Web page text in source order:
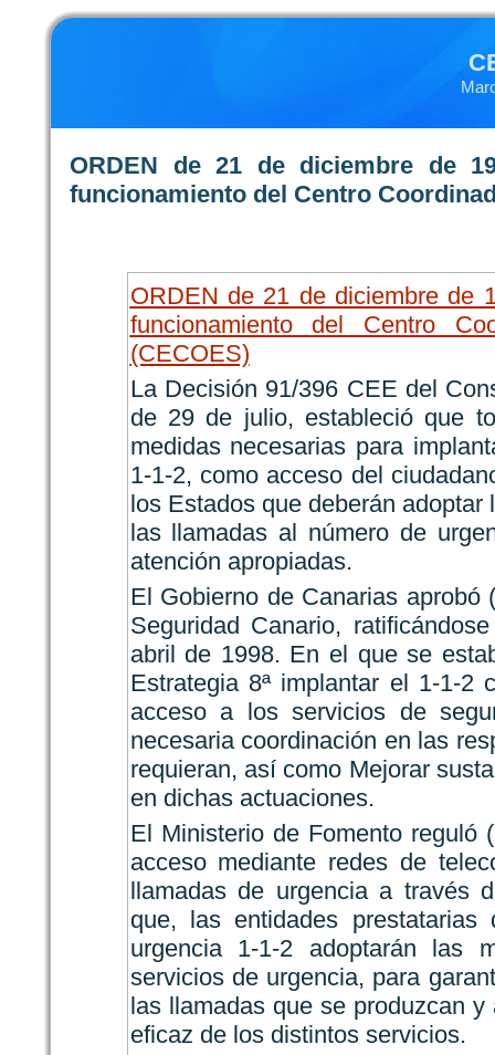
ORDEN de 21 de diciembre de
funcionamiento del Centro
ORDEN de 21 de diciembre de
funcionamiento del Centro
(CECOES)
La Decisión 91/396 CEE del
de 29 de julio, estableció que
medidas necesarias para
1-1-2, como acceso del
los Estados que deberán
las llamadas al número de
atención apropiadas.
El Gobierno de Canarias
Seguridad Canario,
abril de 1998. En el que se
Estrategia 8ª implantar el 1-1-2
acceso a los servicios de
necesaria coordinación en las
requieran, así como Mejorar
en dichas actuaciones.
El Ministerio de Fomento reguló
acceso mediante redes de
llamadas de urgencia a través
que, las entidades
urgencia 1-1-2 adoptarán las
servicios de urgencia, para
las llamadas que se produzcan
eficaz de los distintos servicios.